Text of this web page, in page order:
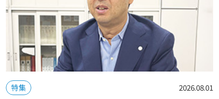
特集 2026.08.01